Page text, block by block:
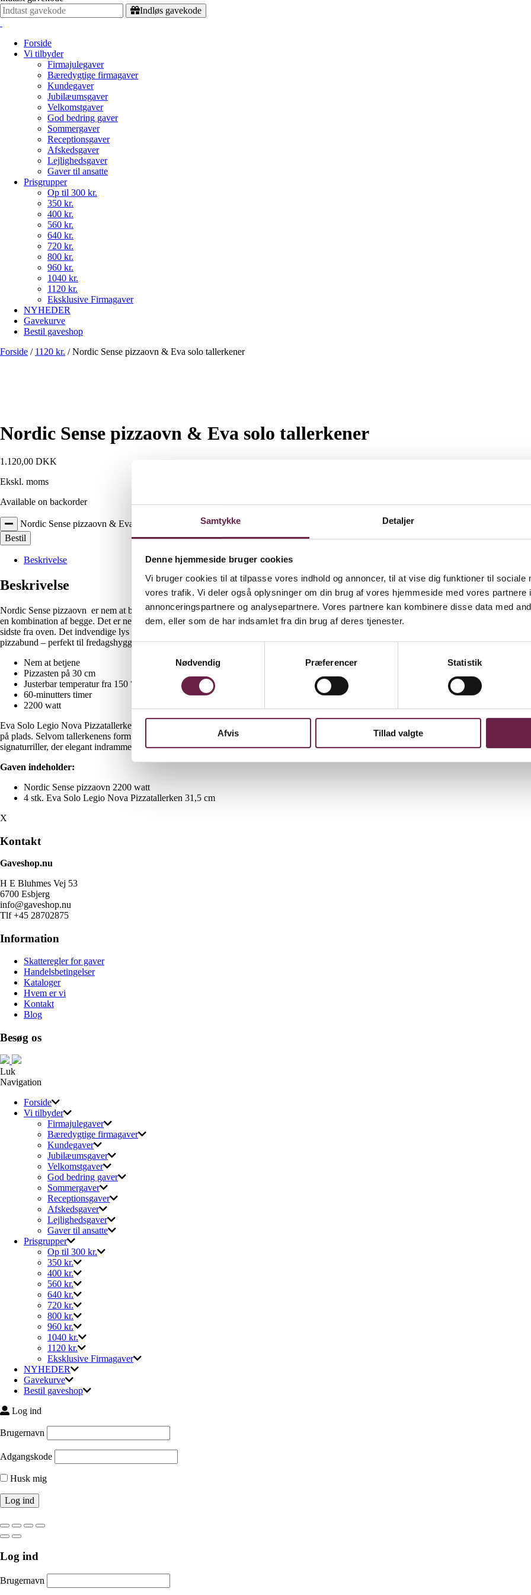
Samtykke Detaljer
Denne hjemmeside bruger cookies
Vi bruger cookies til at tilpasse vores indhold og annoncer, til at vise dig funktioner til sociale
vores trafik. Vi deler også oplysninger om din brug af vores hjemmeside med vores partnere
annonceringspartnere og analysepartnere. Vores partnere kan kombinere disse data med
dem, eller som de har indsamlet fra din brug af deres tjenester.
Samtykkevalg
Nødvendig
Præferencer Statistik
Afvis Tillad valgte
Indløs gavekode
Forside
Vi tilbyder
Firmajulegaver
Bæredygtige firmagaver
Kundegaver
Jubilæumsgaver
Velkomstgaver
God bedring gaver
Sommergaver
Receptionsgaver
Afskedsgaver
Lejlighedsgaver
Gaver til ansatte
Prisgrupper
Op til 300 kr.
350 kr.
400 kr.
560 kr.
640 kr.
720 kr.
800 kr.
960 kr.
1040 kr.
1120 kr.
Eksklusive Firmagaver
NYHEDER
Gavekurve
Bestil gaveshop
Forside / 1120 kr. /Nordic Sense pizzaovn & Eva solo tallerkener
Nordic Sense pizzaovn & Eva solo tallerkener
1.120,00 DKK
Ekskl. moms
Available on backorder
Nordic Sense pizzaovn & Eva solo tallerkener antal
Bestil
Beskrivelse
Beskrivelse
Nordic Sense pizzaovn er nem at betjene med en simpel temperaturstyring fra 150 °C til 430 °C. Den har en smart timer, der kan indstilles
en kombination af begge. Det er nemt at tilpasse varmen alt efter, hvordan du bedst kan lide din pizza – fordi nogle gange kræver en sprød
sidste fra oven. Det indvendige lys og den praktiske glaslåge gør det let at holde øje med pizzaen undervejs. Der medfølger en pizzasten
pizzabund – perfekt til fredagshyggen eller en spontan pizzaaften med vennerne.
Nem at betjene
Pizzasten på 30 cm
Justerbar temperatur fra 150 °C til 430 °C
60-minutters timer
2200 watt
Eva Solo Legio Nova Pizzatallerken er designet med ét formål: at give din friskbagte pizza den bedste præsentation. Den flade tallerken har
på plads. Selvom tallerkenens form og størrelse er skræddersyet til pizza, fungerer den lige så godt som serveringsfad. Den er fremstillet i
signaturriller, der elegant indrammer og fremhæver maden. Porcelænet er af højeste kvalitet og tåler både ovn, fryser, mikrobølgeovn og
Gaven indeholder:
Nordic Sense pizzaovn 2200 watt
4 stk. Eva Solo Legio Nova Pizzatallerken 31,5 cm
X
Kontakt
Gaveshop.nu
H E Bluhmes Vej 53
6700 Esbjerg
info@gaveshop.nu
Tlf +45 28702875
Information
Skatteregler for gaver
Handelsbetingelser
Kataloger
Hvem er vi
Kontakt
Blog
Besøg os
Luk
Navigation
Forside
Vi tilbyder
Firmajulegaver
Bæredygtige firmagaver
Kundegaver
Jubilæumsgaver
Velkomstgaver
God bedring gaver
Sommergaver
Receptionsgaver
Afskedsgaver
Lejlighedsgaver
Gaver til ansatte
Prisgrupper
Op til 300 kr.
350 kr.
400 kr.
560 kr.
640 kr.
720 kr.
800 kr.
960 kr.
1040 kr.
1120 kr.
Eksklusive Firmagaver
NYHEDER
Gavekurve
Bestil gaveshop
Log ind
Brugernavn
Adgangskode
Husk mig
Log ind
Brugernavn